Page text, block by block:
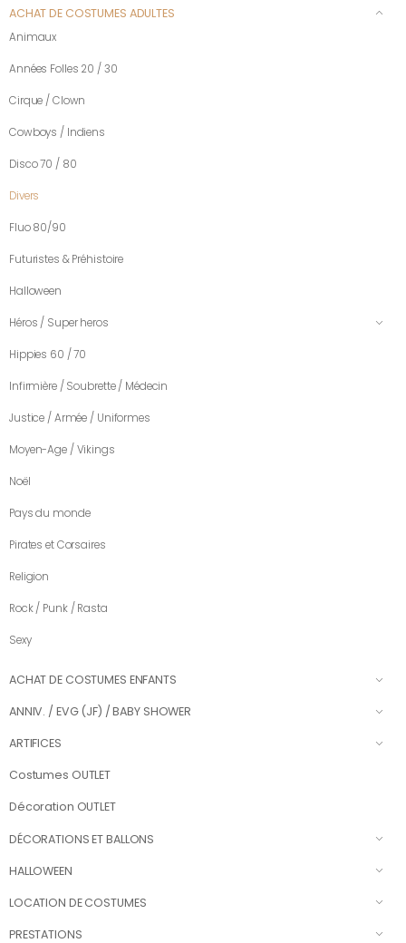
ACHAT DE COSTUMES ADULTES
Animaux
Années Folles 20 / 30
Cirque / Clown
Cowboys / Indiens
Disco 70 / 80
Divers
Fluo 80/90
Futuristes & Préhistoire
Halloween
Héros / Super heros
Hippies 60 / 70
Infirmière / Soubrette / Médecin
Justice / Armée / Uniformes
Moyen-Age / Vikings
Noël
Pays du monde
Pirates et Corsaires
Religion
Rock / Punk / Rasta
Sexy
ACHAT DE COSTUMES ENFANTS
ANNIV. / EVG (JF) / BABY SHOWER
ARTIFICES
Costumes OUTLET
Décoration OUTLET
DÉCORATIONS ET BALLONS
HALLOWEEN
LOCATION DE COSTUMES
PRESTATIONS